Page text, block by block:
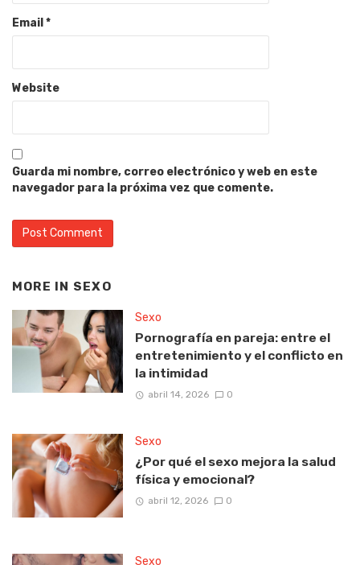
Email*
Website
Guarda mi nombre, correo electrónico y web en este
navegador para la próxima vez que comente.
MORE IN SEXO
Sexo
Pornografía en pareja: entre el
entretenimiento y el conflicto en
la intimidad
abril 14, 2026 0
Sexo
¿Por qué el sexo mejora la salud
física y emocional?
abril 12, 2026 0
Sexo